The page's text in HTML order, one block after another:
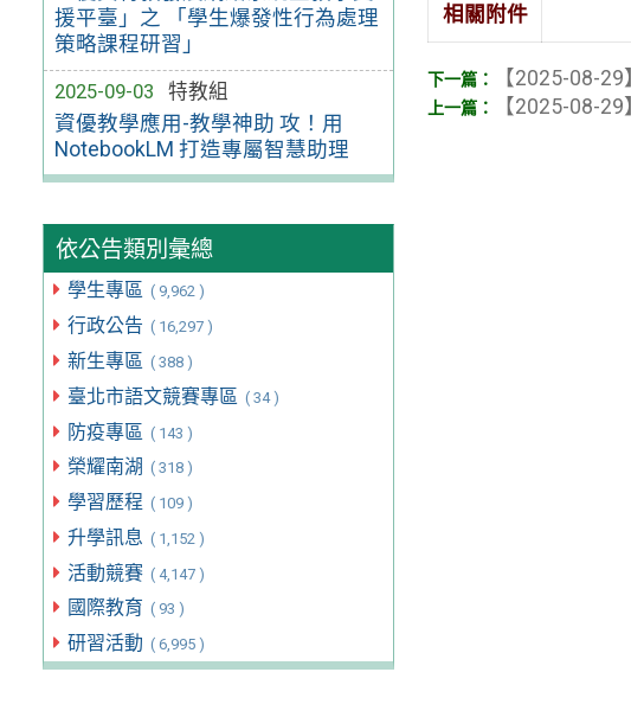
援平臺」之 「學生爆發性行為處理
策略課程研習」
2025-09-03
特教組
資優教學應用-教學神助 攻！用
NotebookLM 打造專屬智慧助理
依公告類別彙總
學生專區 ( 9,962 )
行政公告 ( 16,297 )
新生專區 ( 388 )
臺北市語文競賽專區 ( 34 )
防疫專區 ( 143 )
榮耀南湖 ( 318 )
學習歷程 ( 109 )
升學訊息 ( 1,152 )
活動競賽 ( 4,147 )
國際教育 ( 93 )
研習活動 ( 6,995 )
相關附件
【2025-08-29
【2025-08-29